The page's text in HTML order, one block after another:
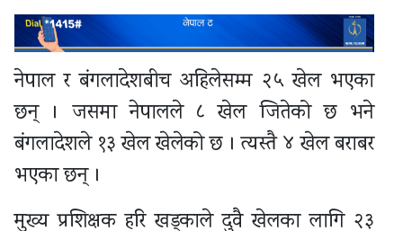
नेपाल र बंगलादेशबीच अहिलेसम्म २५ खेल भएका
छन् । जसमा नेपालले ८ खेल जितेको छ भने
बंगलादेशले १३ खेल खेलेको छ । त्यस्तै ४ खेल बराबर
भएका छन् ।
मुख्य प्रशिक्षक हरि खड्काले दुवै खेलका लागि २३